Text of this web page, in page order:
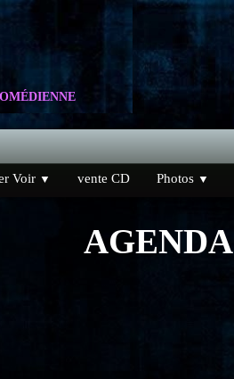
Voir ▼ vente CD Photos ▼
AGENDA